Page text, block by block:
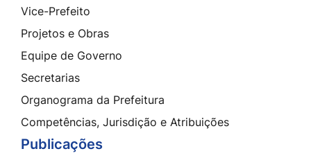
Vice-Prefeito
Projetos e Obras
Equipe de Governo
Secretarias
Organograma da Prefeitura
Competências, Jurisdição e Atribuições
Publicações